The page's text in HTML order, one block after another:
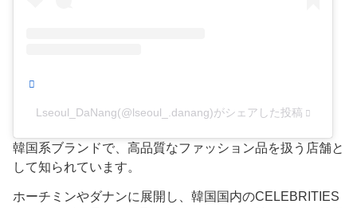
Lseoul_DaNang(@lseoul_.danang)がシェアした投稿
韓国系ブランドで、高品質なファッション品を扱う店舗と
して知られています。
ホーチミンやダナンに展開し、韓国国内のCELEBRITIES